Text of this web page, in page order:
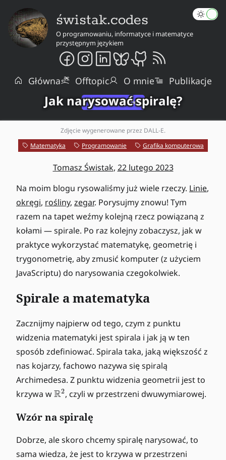
świstak.codes
O programowaniu, informatyce i matematyce
przystępnym językiem
Główna Offtopic O mnie Publikacje
Jak narysować spiralę?
Zdjęcie wygenerowane przez DALL-E.
Matematyka
Programowanie Grafika komputerowa
Tomasz Świstak, 22 lutego 2023
Na moim blogu rysowaliśmy już wiele rzeczy. Linie,
okręgi, rośliny, zegar. Porysujmy znowu! Tym
razem na tapet weźmy kolejną rzecz powiązaną z
kołami — spirale. Po raz kolejny zobaczysz, jak w
praktyce wykorzystać matematykę, geometrię i
trygonometrię, aby zmusić komputer (z użyciem
JavaScriptu) do narysowania czegokolwiek.
Spirale a matematyka
Zacznijmy najpierw od tego, czym z punktu
widzenia matematyki jest spirala i jak ją w ten
sposób zdefiniować. Spirala taka, jaką większość z
nas kojarzy, fachowo nazywa się spiralą
Archimedesa. Z punktu widzenia geometrii jest to
krzywa w\
a
h
b
R2, czyli w przestrzeni dwuwymiarowej.
Wzór na spiralę
Dobrze, ale skoro chcemy spiralę narysować, to
sama wiedza, że jest to krzywa w przestrzeni